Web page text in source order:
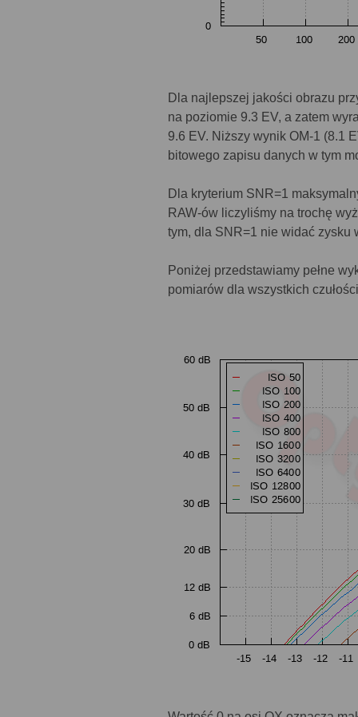
Dla najlepszej jakości obrazu
na poziomie 9.3 EV, a zatem
9.6 EV. Niższy wynik OM-1 (8.1
bitowego zapisu danych w tym
Dla kryterium SNR=1
RAW-ów liczyliśmy na trochę
tym, dla SNR=1 nie widać zysku
Poniżej przedstawiamy pełne
pomiarów dla wszystkich